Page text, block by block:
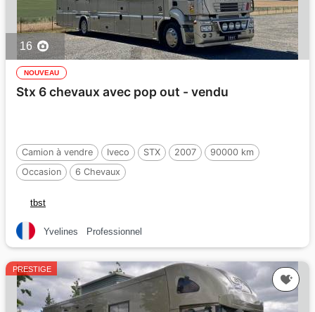
16
NOUVEAU
Stx 6 chevaux avec pop out - vendu
Camion à vendre Iveco STX 2007
90000 km
Occasion
6 Chevaux
tbst
Yvelines Professionnel
PRESTIGE